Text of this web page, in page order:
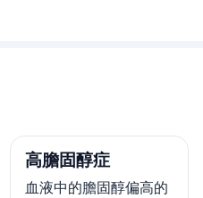
高膽固醇症
血液中的膽固醇偏高的